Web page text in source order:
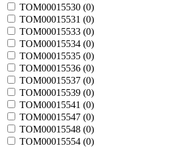
TOM00015530 (0)
TOM00015531 (0)
TOM00015533 (0)
TOM00015534 (0)
TOM00015535 (0)
TOM00015536 (0)
TOM00015537 (0)
TOM00015539 (0)
TOM00015541 (0)
TOM00015547 (0)
TOM00015548 (0)
TOM00015554 (0)